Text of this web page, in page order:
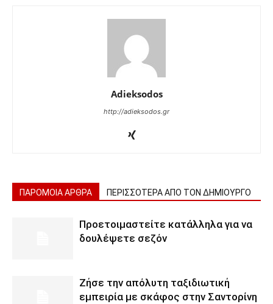
Adieksodos
http://adieksodos.gr
ΠΑΡΟΜΟΙΑ ΑΡΘΡΑ ΠΕΡΙΣΣΟΤΕΡΑ ΑΠΟ ΤΟΝ ΔΗΜΙΟΥΡΓΟ
Προετοιμαστείτε κατάλληλα για να
δουλέψετε σεζόν
Ζήσε την απόλυτη ταξιδιωτική
εμπειρία με σκάφος στην Σαντορίνη